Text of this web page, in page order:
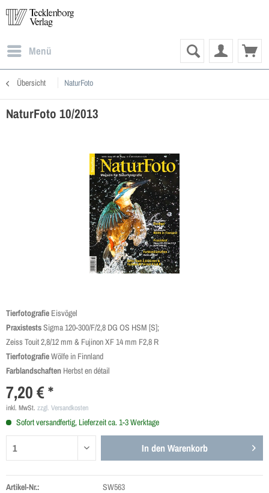
Menü
Übersicht NaturFoto
NaturFoto 10/2013
Tierfotografie Eisvögel
PraxistestsSigma 120-300/F/2,8 DG OS HSM [S];
Zeiss Touit 2,8/12 mm & Fujinon XF 14 mm F2,8 R
TierfotografieWölfe in Finnland
Farblandschaften Herbst en détail
7,20 € *
inkl. MwSt. zzgl. Versandkosten
Sofort versandfertig, Lieferzeit ca. 1-3 Werktage
In den Warenkorb
Artikel-Nr.: SW563